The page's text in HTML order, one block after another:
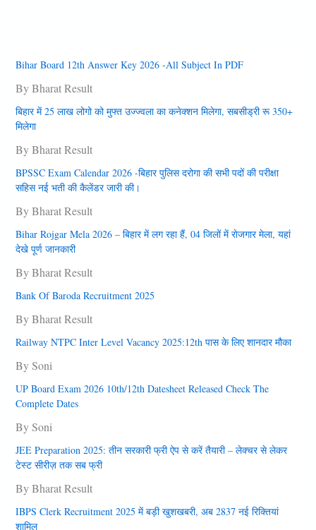
Bihar Board 12th Answer Key 2026 -All Subject In PDF
By Bharat Result
बिहार में 25 लाख लोगो को मुफ्त उज्‍ज्‍वला का कनेक्‍शन मिलेगा, सबसीड्री रू 350+
मिलेगा
By Bharat Result
BPSSC Exam Calendar 2026 -बिहार पुलिस दरोगा की सभी पदों की परीक्षा
सहिस नई भती की कैलेंडर जारी की।
By Bharat Result
Bihar Rojgar Mela 2026 – बिहार में लग रहा हैं, 04 जिलों में राेजगार मेला, यहां
देखे पूर्ण जानकारी
By Bharat Result
Bank Of Baroda Recruitment 2025
By Bharat Result
Railway NTPC Inter Level Vacancy 2025:12th पास के लिए शानदार मौका
By Soni
UP Board Exam 2026 10th/12th Datesheet Released Check The
Complete Dates
By Soni
JEE Preparation 2025: तीन सरकारी फ्री ऐप से करें तैयारी – लेक्चर से लेकर
टेस्ट सीरीज़ तक सब फ्री
By Bharat Result
IBPS Clerk Recruitment 2025 में बड़ी खुशखबरी, अब 2837 नई रिक्तियां
शामिल